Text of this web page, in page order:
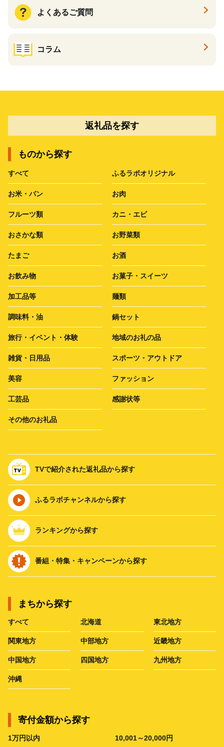
よくあるご質問
コラム
返礼品を探す
ものから探す
すべて ふるラボオリジナル
お米・パン お肉
フルーツ類 カニ・エビ
おさかな類 お野菜類
たまご お酒
お飲み物 お菓子・スイーツ
加工品等 麺類
調味料・油 鍋セット
旅行・イベント・体験 地域のお礼の品
雑貨・日用品 スポーツ・アウトドア
美容 ファッション
工芸品 感謝状等
その他のお礼品
TVで紹介された返礼品から探す
ふるラボチャンネルから探す
ランキングから探す
番組・特集・キャンペーンから探す
まちから探す
すべて 北海道 東北地方
関東地方 中部地方 近畿地方
中国地方 四国地方 九州地方
沖縄
寄付金額から探す
1万円以内 10,001～20,000円